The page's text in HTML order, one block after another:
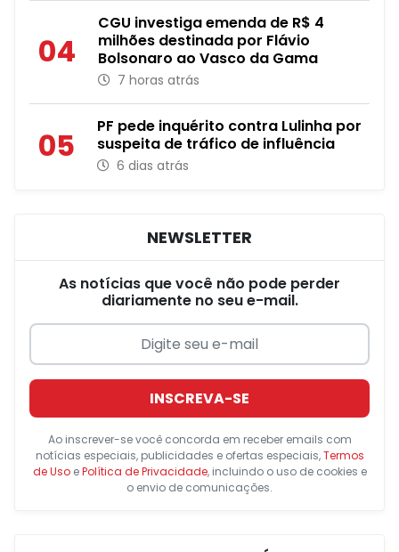
04
CGU investiga emenda de R$ 4
milhões destinada por Flávio
Bolsonaro ao Vasco da Gama
7 horas atrás
05
PF pede inquérito contra Lulinha por
suspeita de tráfico de influência
6 dias atrás
NEWSLETTER
As notícias que você não pode perder
diariamente no seu e-mail.
INSCREVA-SE
Ao inscrever-se você concorda em receber emails com
notícias especiais, publicidades e ofertas especiais,Termos
de UsoePolítica de Privacidade, incluindo o uso de cookies e
o envio de comunicações.